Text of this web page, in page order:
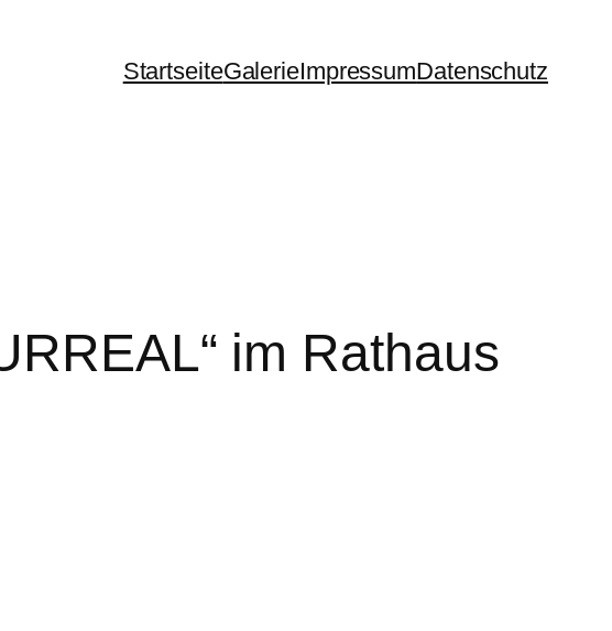
StartseiteGalerieImpressumDatenschutz
im Rathaus